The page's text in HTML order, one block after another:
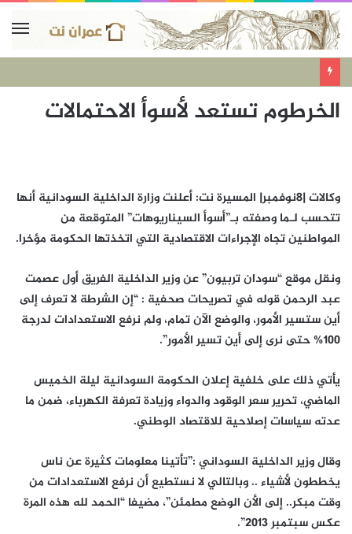
الخرطوم تستعد لأسوأ الاحتمالات
وكالات |8نوفمبر| المسيرة نت: أعلنت وزارة الداخلية السودانية أنها
تتحسب لـما وصفته بـ”أسوأ السيناريوهات” المتوقعة من
المواطنين تجاه الإجراءات الاقتصادية التي اتخذتها الحكومة مؤخرا.
ونقل موقع “سودان تربيون” عن وزير الداخلية الفريق أول عصمت
عبد الرحمن قوله في تصريحات صحفية : “إن الشرطة لا تعرف إلى
أين ستسير الأمور، والوضع الآن تمام، ولم نرفع الاستعدادات لدرجة
100% حتى نرى إلى أين تسير الأمور”.
يأتي ذلك على خلفية إعلان الحكومة السودانية ليلة الخميس
الماضي، تحرير سعر الوقود والدواء وزيادة تعرفة الكهرباء، ضمن ما
عدته سياسات إصلاحية للاقتصاد الوطني.
وقال وزير الداخلية السوداني :”تأتينا معلومات كثيرة عن ناس
يخططون لأشياء .. وبالتالي لا نستطيع أن نرفع الاستعدادات من
وقت مبكر.. إلى الأن الوضع مطمئن”، مضيفا “الحمد لله هذه المرة
عكس سبتمبر 2013”.